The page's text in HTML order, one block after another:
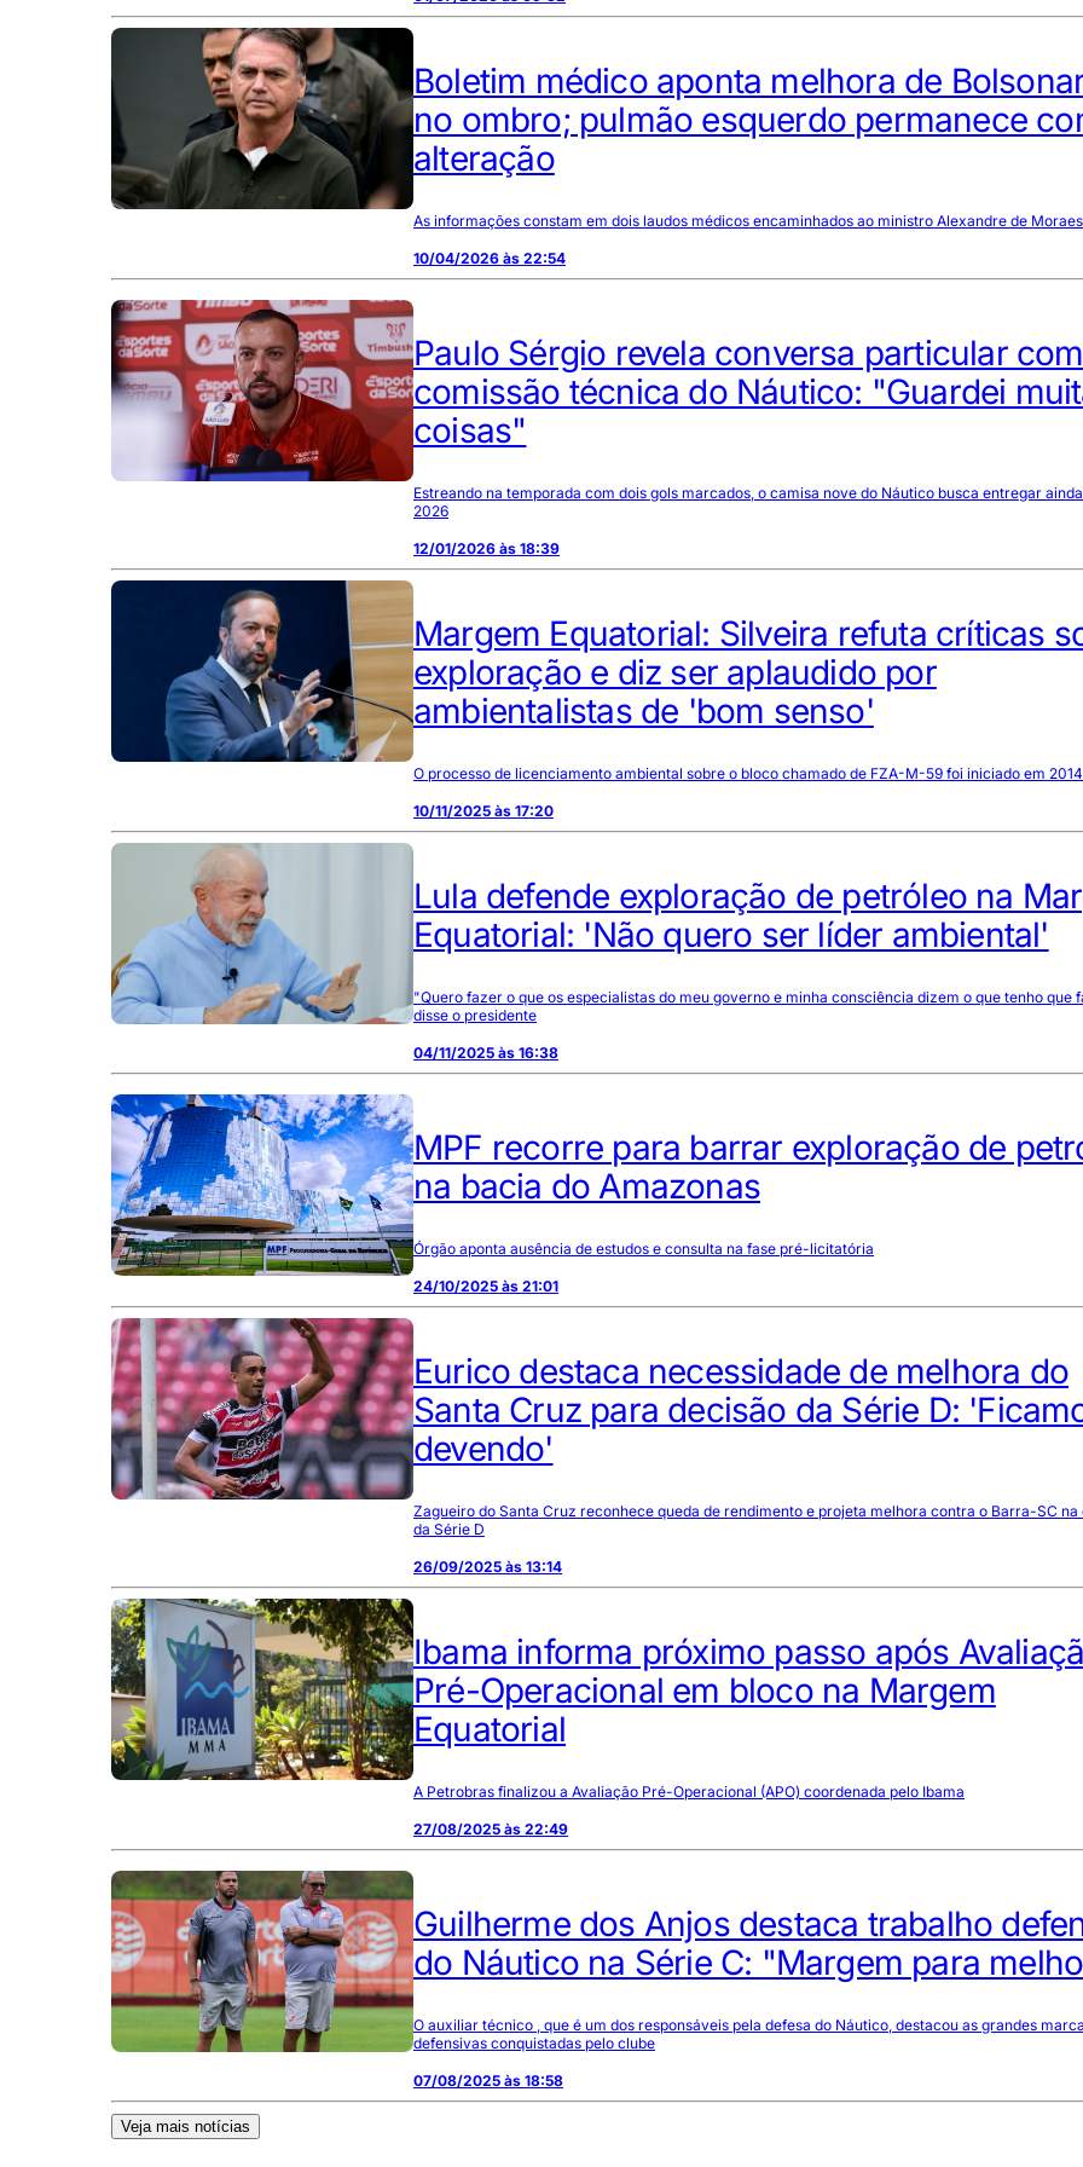
Boletim médico aponta melhora de
no ombro; pulmão esquerdo permanece
alteração
As informações constam em dois laudos médicos encaminhados ao ministro Alexandre de Moraes
10/04/2026 às 22:54
Paulo Sérgio revela conversa particular com
comissão técnica do Náutico: "Guardei
coisas"
Estreando na temporada com dois gols marcados, o camisa nove do Náutico busca entregar
2026
12/01/2026 às 18:39
Margem Equatorial: Silveira refuta críticas
exploração e diz ser aplaudido por
ambientalistas de 'bom senso'
O processo de licenciamento ambiental sobre o bloco chamado de FZA-M-59 foi iniciado em 2014
10/11/2025 às 17:20
Lula defende exploração de petróleo na
Equatorial: 'Não quero ser líder ambiental'
"Quero fazer o que os especialistas do meu governo e minha consciência dizem o que tenho que
disse o presidente
04/11/2025 às 16:38
MPF recorre para barrar exploração de
na bacia do Amazonas
Órgão aponta ausência de estudos e consulta na fase pré-licitatória
24/10/2025 às 21:01
Eurico destaca necessidade de melhora do
Santa Cruz para decisão da Série D:
devendo'
Zagueiro do Santa Cruz reconhece queda de rendimento e projeta melhora contra o Barra-SC na
da Série D
26/09/2025 às 13:14
Ibama informa próximo passo após
Pré-Operacional em bloco na Margem
Equatorial
A Petrobras finalizou a Avaliação Pré-Operacional (APO) coordenada pelo Ibama
27/08/2025 às 22:49
Guilherme dos Anjos destaca trabalho
do Náutico na Série C: "Margem para
O auxiliar técnico , que é um dos responsáveis pela defesa do Náutico, destacou as grandes
defensivas conquistadas pelo clube
07/08/2025 às 18:58
Veja mais notícias